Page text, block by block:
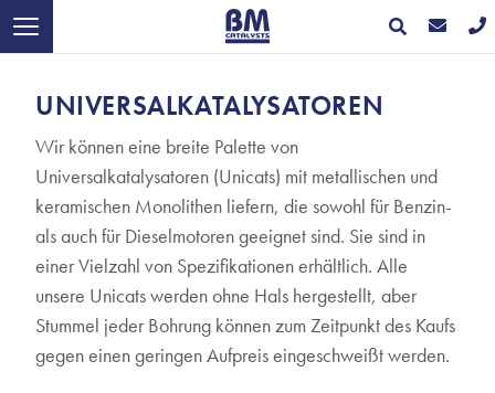
UNIVERSALKATALYSATOREN
Wir können eine breite Palette von
Universalkatalysatoren (Unicats) mit metallischen und
keramischen Monolithen liefern, die sowohl für Benzin-
als auch für Dieselmotoren geeignet sind. Sie sind in
einer Vielzahl von Spezifikationen erhältlich. Alle
unsere Unicats werden ohne Hals hergestellt, aber
Stummel jeder Bohrung können zum Zeitpunkt des Kaufs
gegen einen geringen Aufpreis eingeschweißt werden.